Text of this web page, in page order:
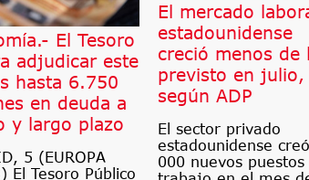
El Tesoro
adjudicar este
hasta 6.750
en deuda a
y largo plazo
5 (EUROPA
El Tesoro Público
El mercado
estadounidense
creció menos de
previsto en julio,
según ADP
El sector privado
estadounidense
000 nuevos puestos